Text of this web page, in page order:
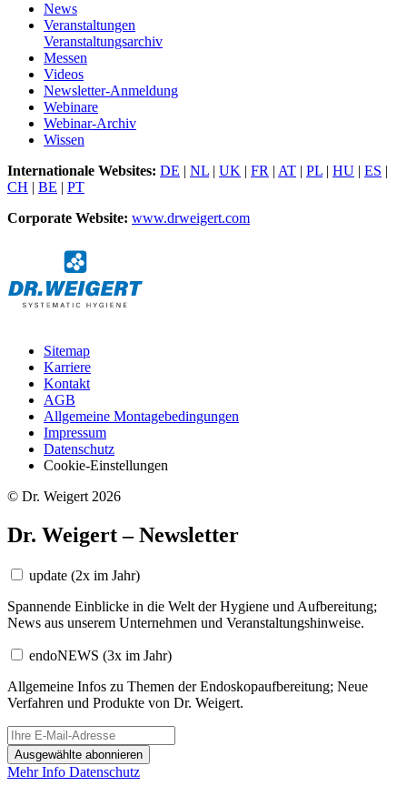
News
Veranstaltungen
Veranstaltungsarchiv
Messen
Videos
Newsletter-Anmeldung
Webinare
Webinar-Archiv
Wissen
Internationale Websites: DE | NL | UK | FR | AT | PL | HU | ES |
CH | BE | PT
Corporate Website: www.drweigert.com
Sitemap
Karriere
Kontakt
AGB
Allgemeine Montagebedingungen
Impressum
Datenschutz
Cookie-Einstellungen
© Dr. Weigert 2026
Dr. Weigert – Newsletter
update (2x im Jahr)
Spannende Einblicke in die Welt der Hygiene und Aufbereitung;
News aus unserem Unternehmen und Veranstaltungshinweise.
endoNEWS (3x im Jahr)
Allgemeine Infos zu Themen der Endoskopaufbereitung; Neue
Verfahren und Produkte von Dr. Weigert.
Ausgewählte abonnieren
Mehr Info Datenschutz